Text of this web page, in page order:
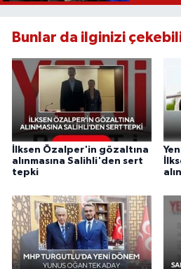
Bunlar da ilginizi
İlksen Özalper'in gözaltına
alınmasına Salihli'den sert
tepki